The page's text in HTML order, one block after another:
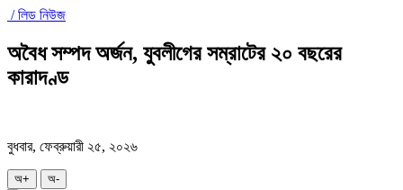
/লিড নিউজ
অবৈধ সম্পদ অর্জন, যুবলীগের সম্রাটের ২০ বছরের
কারাদণ্ড
বুধবার, ফেব্রুয়ারী ২৫, ২০২৬
অ+ অ-